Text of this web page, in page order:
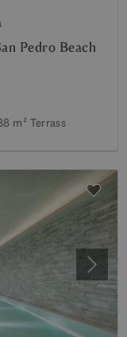
Pedro Beach
m² Terrass
Nästa